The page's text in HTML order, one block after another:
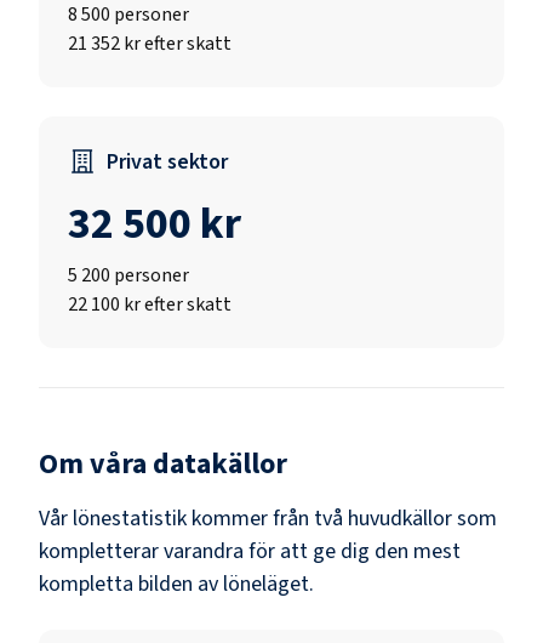
8 500 personer
21 352 kr efter skatt
Privat sektor
32 500 kr
5 200 personer
22 100 kr efter skatt
Om våra datakällor
Vår lönestatistik kommer från två huvudkällor som
kompletterar varandra för att ge dig den mest
kompletta bilden av löneläget.